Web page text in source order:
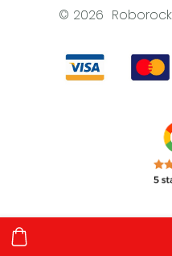
© 2026